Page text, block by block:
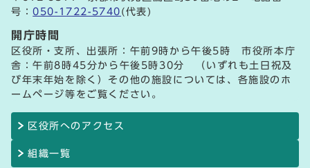
号：050-1722-5740 (代表)
開庁時間
区役所・支所、出張所：午前9時から午後5時 市役所本庁
舎：午前8時45分から午後5時30分 （いずれも土日祝及
び年末年始を除く）その他の施設については、各施設のホ
ームページ等をご覧ください。
区役所へのアクセス
組織一覧